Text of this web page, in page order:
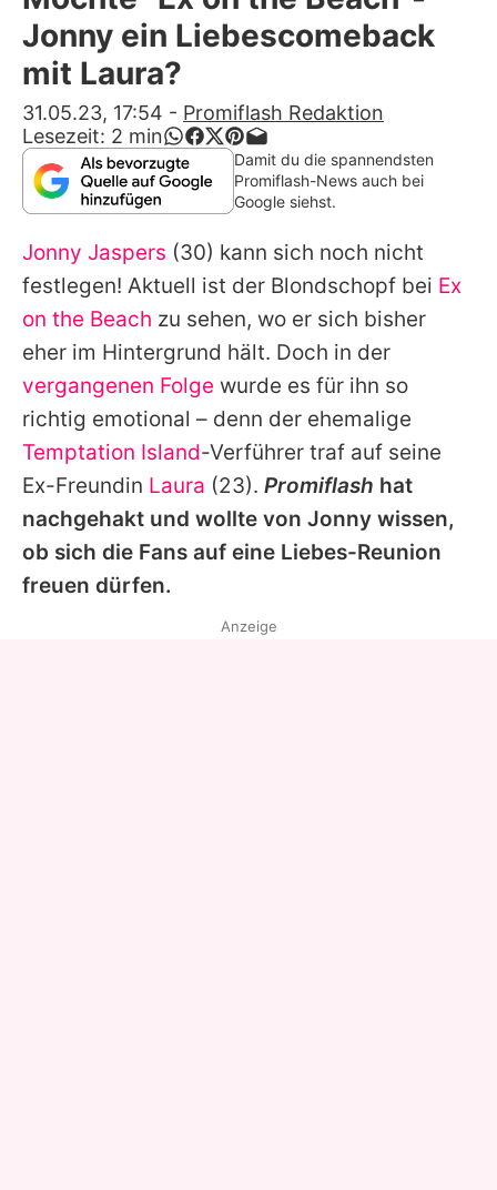
Alle Themen auf Promiflash
App runterladen
Team
Redaktionelle Richtlinien
Impressum
Datenschutzerklärung
Nutzungsbedingungen
Utiq verwalten
Jonny ein Liebescomeback
mit Laura?
31.05.23, 17:54 - Promiflash Redaktion
Lesezeit: 2 min
Damit du die spannendsten
Promiflash-News auch bei
Google siehst.
Jonny Jaspers (30) kann sich noch nicht
festlegen! Aktuell ist der Blondschopf bei Ex
on the Beach zu sehen, wo er sich bisher
eher im Hintergrund hält. Doch in der
vergangenen Folge wurde es für ihn so
richtig emotional – denn der ehemalige
Temptation Island-Verführer traf auf seine
Ex-Freundin Laura (23). Promiflash hat
nachgehakt und wollte von Jonny wissen,
ob sich die Fans auf eine Liebes-Reunion
freuen dürfen.
Anzeige